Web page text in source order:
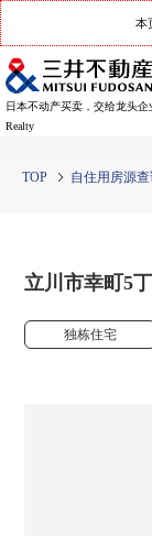
本
日本不动产买卖，交给龙头
Realty
TOP 自住用房源查
立川市幸町5
独栋住宅